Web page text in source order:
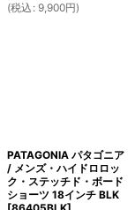
(税込 : 9,900円)
PATAGONIA パタゴニア
/ メンズ・ハイドロロッ
ク・ステッチド・ボード
ショーツ 18インチ BLK